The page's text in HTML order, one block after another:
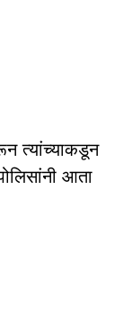
त्यांच्याकडून
आता